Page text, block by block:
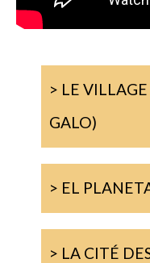
> LE
GALO)
> EL
> LA CITÉ